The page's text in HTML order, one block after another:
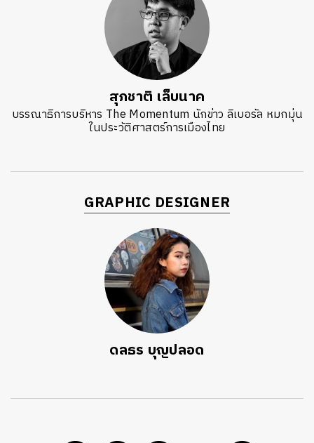
สุภชาติ เล็บนาค
บรรณาธิการบริหาร The Momentum นักข่าว ลิเบอรัล หมกมุ่น
ในประวัติศาสตร์การเมืองไทย
GRAPHIC DESIGNER
ดลธร บุญปลอด